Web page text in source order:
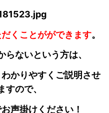
くことがができます。
ないという方は、
かりやすくご説明させ
すので、
声掛けください！